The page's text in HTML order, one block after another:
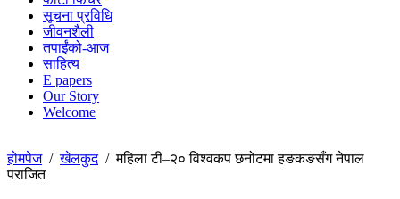
सूचना प्रविधि
जीवनशैली
तपाईंको-आज
साहित्य
E papers
Our Story
Welcome
होमपेज/खेलकुद/महिला टी–२० विश्वकप छनोटमा हङकङसँग नेपाल
पराजित